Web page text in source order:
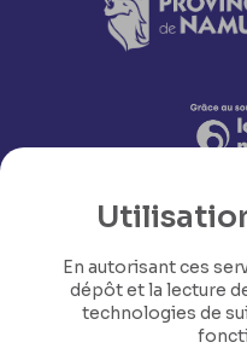
En autorisant ces
dépôt et la lecture
technologies de